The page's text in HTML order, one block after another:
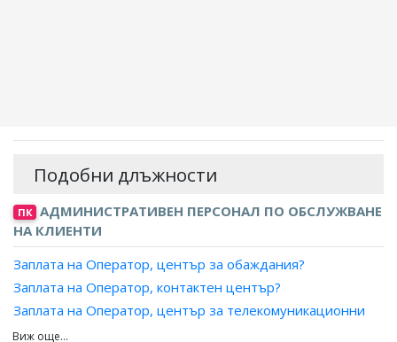
Подобни длъжности
ПК АДМИНИСТРАТИВЕН ПЕРСОНАЛ ПО ОБСЛУЖВАНЕ
НА КЛИЕНТИ
Заплата на Оператор, център за обаждания?
Заплата на Оператор, контактен център?
Заплата на Оператор, център за телекомуникационни
услуги?